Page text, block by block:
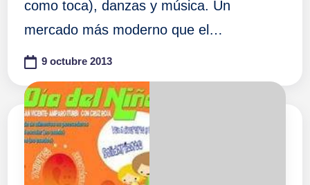
como toca), danzas y música. Un
mercado más moderno que el…
9 octubre 2013